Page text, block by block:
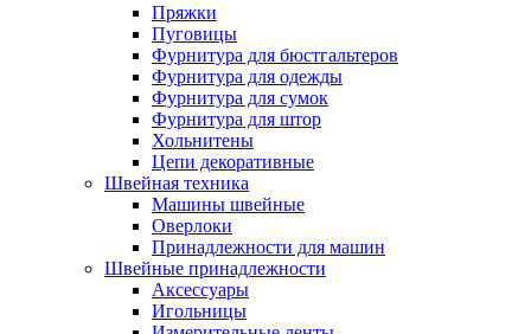
Пряжки
Пуговицы
Фурнитура для бюстгальтеров
Фурнитура для одежды
Фурнитура для сумок
Фурнитура для штор
Хольнитены
Цепи декоративные
Швейная техника
Машины швейные
Оверлоки
Принадлежности для машин
Швейные принадлежности
Аксессуары
Игольницы